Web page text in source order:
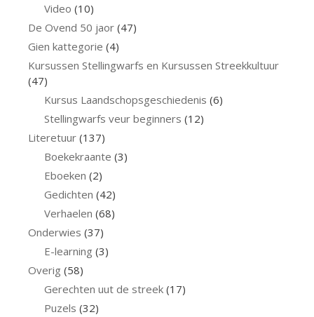
Video (10)
De Ovend 50 jaor (47)
Gien kattegorie (4)
Kursussen Stellingwarfs en Kursussen Streekkultuur
(47)
Kursus Laandschopsgeschiedenis (6)
Stellingwarfs veur beginners (12)
Literetuur (137)
Boekekraante (3)
Eboeken (2)
Gedichten (42)
Verhaelen (68)
Onderwies (37)
E-learning (3)
Overig (58)
Gerechten uut de streek(17)
Puzels (32)